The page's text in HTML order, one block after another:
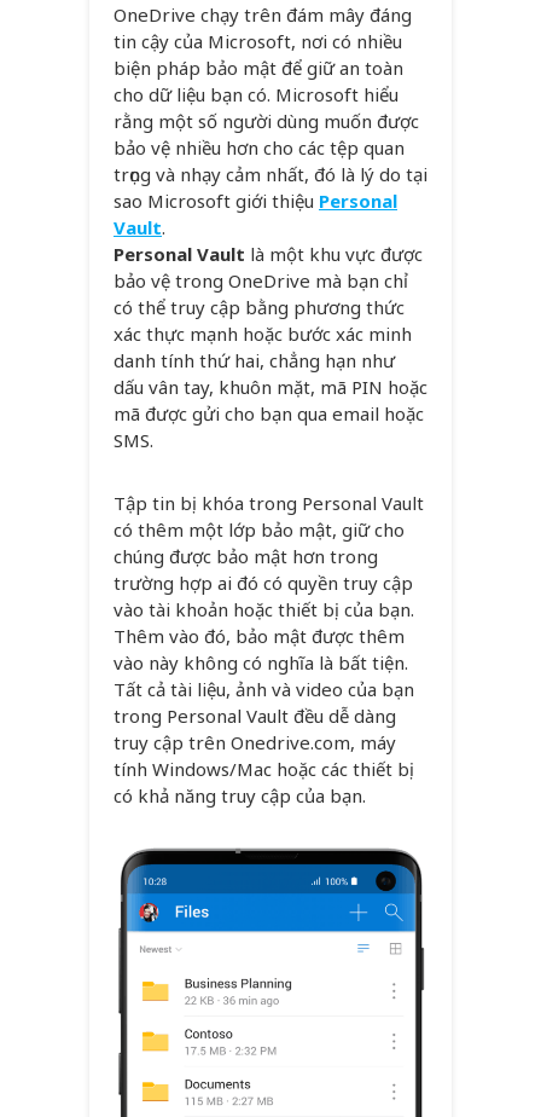
OneDrive chạy trên đám mây đáng
tin cậy của Microsoft, nơi có nhiều
biện pháp bảo mật để giữ an toàn
cho dữ liệu bạn có. Microsoft hiểu
rằng một số người dùng muốn được
bảo vệ nhiều hơn cho các tệp quan
trọng và nhạy cảm nhất, đó là lý do tại
sao Microsoft giới thiệu Personal
Vault.
Personal Vault là một khu vực được
bảo vệ trong OneDrive mà bạn chỉ
có thể truy cập bằng phương thức
xác thực mạnh hoặc bước xác minh
danh tính thứ hai, chẳng hạn như
dấu vân tay, khuôn mặt, mã PIN hoặc
mã được gửi cho bạn qua email hoặc
SMS.
Tập tin bị khóa trong Personal Vault
có thêm một lớp bảo mật, giữ cho
chúng được bảo mật hơn trong
trường hợp ai đó có quyền truy cập
vào tài khoản hoặc thiết bị của bạn.
Thêm vào đó, bảo mật được thêm
vào này không có nghĩa là bất tiện.
Tất cả tài liệu, ảnh và video của bạn
trong Personal Vault đều dễ dàng
truy cập trên Onedrive.com, máy
tính Windows/Mac hoặc các thiết bị
có khả năng truy cập của bạn.